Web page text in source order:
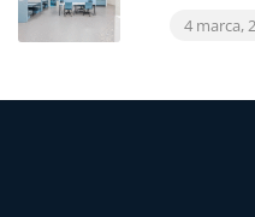
4 marca,